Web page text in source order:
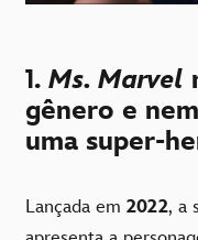
1. Ms. Marvel
gênero e
uma super-
Lançada em 2022, a